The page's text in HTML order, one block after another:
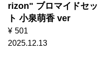
rizon" ブロマイドセッ
ト 小泉萌香 ver
¥ 501
2025.12.13